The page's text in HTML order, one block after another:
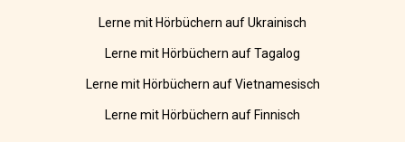
Lerne mit Hörbüchern auf Ukrainisch
Lerne mit Hörbüchern auf Tagalog
Lerne mit Hörbüchern auf Vietnamesisch
Lerne mit Hörbüchern auf Finnisch